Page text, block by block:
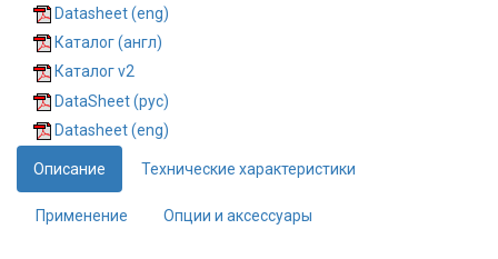
Datasheet (eng)
Каталог (англ)
Каталог v2
DataSheet (рус)
Datasheet (eng)
Описание Технические характеристики
Применение Опции и аксессуары